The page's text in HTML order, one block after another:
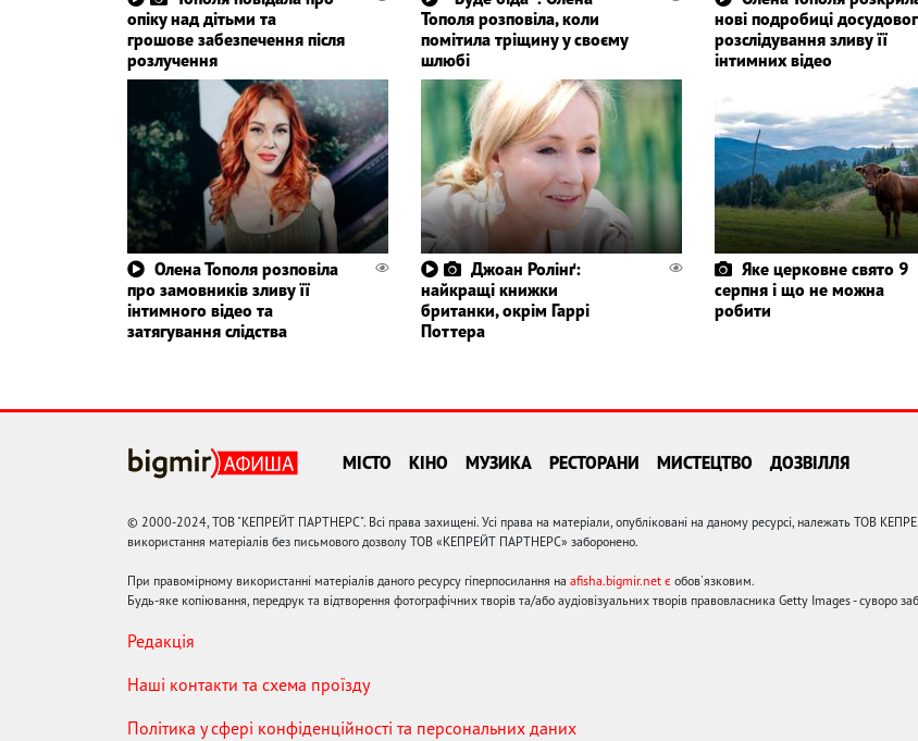
опіку над дітьми та
грошове забезпечення після
розлучення
Тополя розповіла, коли
помітила тріщину у своєму
шлюбі
нові подробиці
розслідування зливу її
інтимних відео
Олена Тополя розповіла
про замовників зливу її
інтимного відео та
затягування слідства
Джоан Ролінґ:
найкращі книжки
британки, окрім Гаррі
Поттера
Яке церковне свято 9
серпня і що не можна
робити
МІСТО КІНО МУЗИКА РЕСТОРАНИ МИСТЕЦТВО ДОЗВІЛЛЯ
© 2000-2024, ТОВ "КЕПРЕЙТ ПАРТНЕРС". Всі права захищені. Усі права на матеріали, опубліковані на даному ресурсі, належать ТОВ
використання матеріалів без письмового дозволу ТОВ «КЕПРЕЙТ ПАРТНЕРС» заборонено.
При правомірному використанні матеріалів даного ресурсу гіперпосилання на afisha.bigmir.net є обов'язковим.
Будь-яке копіювання, передрук та відтворення фотографічних творів та/або аудіовізуальних творів правовласника Getty Images - суворо
Редакція
Наші контакти та схема проїзду
Політика у сфері конфіденційності та персональних даних